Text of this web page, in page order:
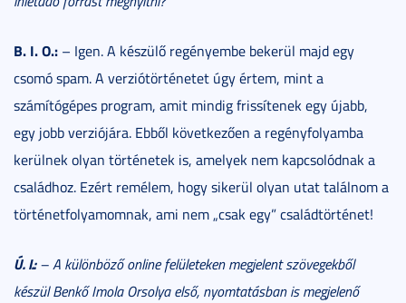
B. I. O.: – Igen. A készülő regényembe bekerül majd egy
csomó spam. A verziótörténetet úgy értem, mint a
számítógépes program, amit mindig frissítenek egy újabb,
egy jobb verziójára. Ebből következően a regényfolyamba
kerülnek olyan történetek is, amelyek nem kapcsolódnak a
családhoz. Ezért remélem, hogy sikerül olyan utat találnom a
történetfolyamomnak, ami nem „csak egy” családtörténet!
Ú. I.: – A különböző online felületeken megjelent szövegekből
készül Benkő Imola Orsolya első, nyomtatásban is megjelenő